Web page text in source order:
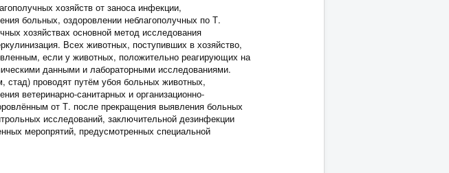
хозяйств от заноса инфекции,
больных, оздоровлении неблагополучных по Т.
хозяйствах основной метод исследования
Всех животных, поступивших в хозяйство,
если у животных, положительно реагирующих на
данными и лабораторными исследованиями.
стад) проводят путём убоя больных животных,
ветеринарно-санитарных и организационно-
от Т. после прекращения выявления больных
исследований, заключительной дезинфекции
меропрятий, предусмотренных специальной